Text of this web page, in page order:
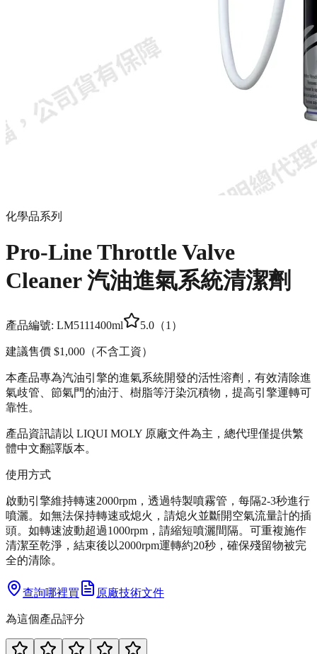
化學品系列
Pro-Line Throttle Valve
Cleaner 汽油進氣系統清潔劑
產品編號: LM5111400ml 5.0 （1 ）
建議售價 $1,000 （不含工資）
本產品專為汽油引擎的進氣系統開發的活性溶劑，有效清除進
氣歧管、節氣門的油汙、樹脂等汙染沉積物，提高引擎運轉可
靠性。
產品資訊請以 LIQUI MOLY 原廠文件為主，總代理僅提供繁
體中文翻譯版本。
使用方式
啟動引擎維持轉速2000rpm，透過特製噴霧管，每隔2-3秒進行
噴灑。如無法保持轉速或熄火，請熄火並斷開空氣流量計的插
頭。如轉速波動超過1000rpm，請縮短噴灑間隔。可重複施作
清潔至乾淨，結束後以2000rpm運轉約20秒，確保殘留物被完
全的清除。
查詢哪裡買 原廠技術文件
為這個產品評分